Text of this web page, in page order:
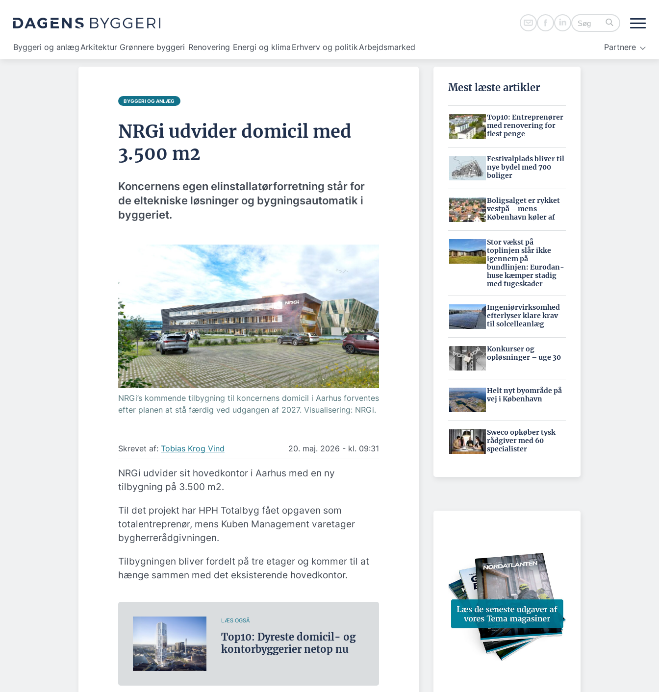
Byggeri og anlægArkitektur Grønnere byggeri Renovering Energi og klima Erhverv og politikArbejdsmarked Partnere
BYGGERI OG ANLÆG
NRGi udvider domicil med
3.500 m2
Koncernens egen elinstallatørforretning står for
de eltekniske løsninger og bygningsautomatik i
byggeriet.
NRGi’s kommende tilbygning til koncernens domicil i Aarhus forventes
efter planen at stå færdig ved udgangen af 2027. Visualisering: NRGi.
Skrevet af: Tobias Krog Vind 20. maj. 2026 - kl. 09:31
NRGi udvider sit hovedkontor i Aarhus med en ny
tilbygning på 3.500 m2.
Til det projekt har HPH Totalbyg fået opgaven som
totalentreprenør, mens Kuben Management varetager
bygherrerådgivningen.
Tilbygningen bliver fordelt på tre etager og kommer til at
hænge sammen med det eksisterende hovedkontor.
LÆS OGSÅ
Top10: Dyreste domicil- og
kontorbyggerier netop nu
Mest læste artikler
Top10: Entreprenører
med renovering for
flest penge
Festivalplads bliver til
nye bydel med 700
boliger
Boligsalget er rykket
vestpå – mens
København køler af
Stor vækst på
toplinjen slår ikke
igennem på
bundlinjen: Eurodan-
huse kæmper stadig
med fugeskader
Ingeniørvirksomhed
efterlyser klare krav
til solcelleanlæg
Konkurser og
opløsninger – uge 30
Helt nyt byområde på
vej i København
Sweco opkøber tysk
rådgiver med 60
specialister